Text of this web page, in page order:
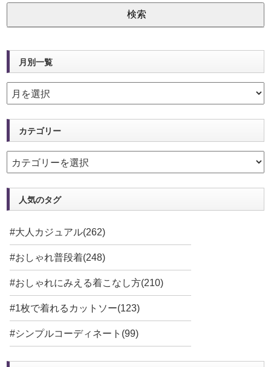
月別一覧
カテゴリー
人気のタグ
#大人カジュアル(262)
#おしゃれ普段着(248)
#おしゃれにみえる着こなし方(210)
#1枚で着れるカットソー(123)
#シンプルコーディネート(99)